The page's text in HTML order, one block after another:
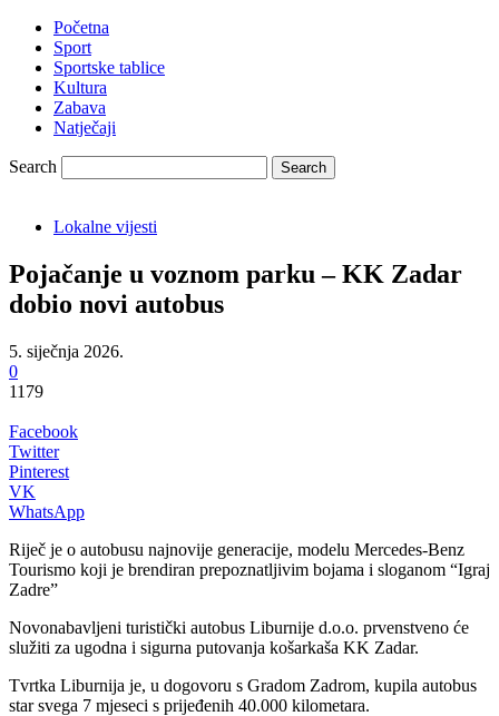
Početna
Sport
Sportske tablice
Kultura
Zabava
Natječaji
Search
Lokalne vijesti
Pojačanje u voznom parku – KK Zadar
dobio novi autobus
5. siječnja 2026.
0
1179
Facebook
Twitter
Pinterest
VK
WhatsApp
Riječ je o autobusu najnovije generacije, modelu Mercedes-Benz
Tourismo koji je brendiran prepoznatljivim bojama i sloganom “Igraj
Zadre”
Novonabavljeni turistički autobus Liburnije d.o.o. prvenstveno će
služiti za ugodna i sigurna putovanja košarkaša KK Zadar.
Tvrtka Liburnija je, u dogovoru s Gradom Zadrom, kupila autobus
star svega 7 mjeseci s prijeđenih 40.000 kilometara.